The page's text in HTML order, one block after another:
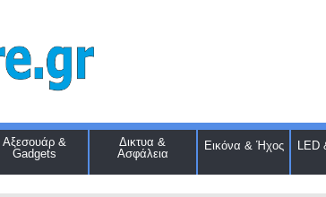
Αξεσουάρ &
Gadgets
Δικτυα &
Ασφάλεια
Εικόνα & Ήχος LED